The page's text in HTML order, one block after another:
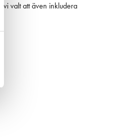
vi valt att även inkludera